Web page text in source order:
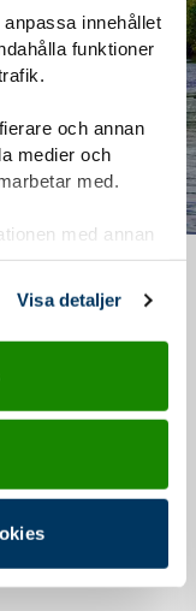
innehållet
funktioner
och annan
medier och
med.
med annan
som de har
Visa detaljer
Därför
som möjligt.